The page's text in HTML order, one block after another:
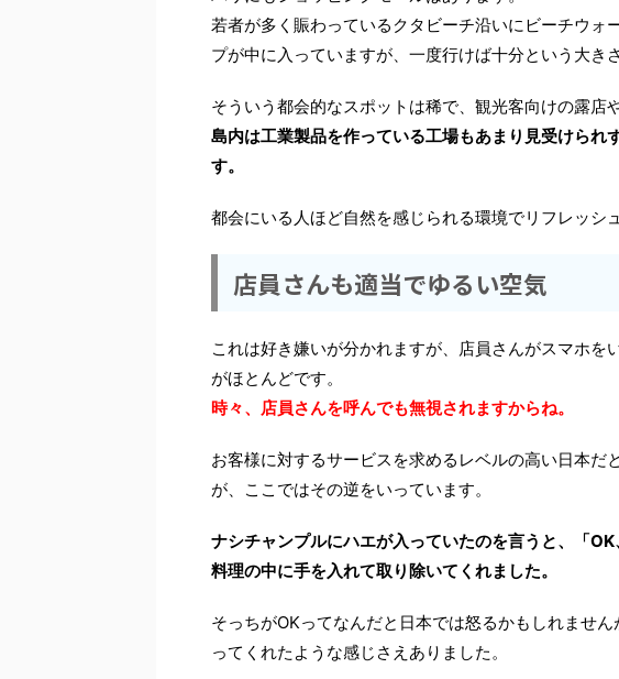
若者が多く賑わっているクタビーチ沿いにビーチウォ
プが中に入っていますが、一度行けば十分という大き
そういう都会的なスポットは稀で、観光客向けの露店
島内は工業製品を作っている工場もあまり見受けられ
す。
都会にいる人ほど自然を感じられる環境でリフレッシ
店員さんも適当でゆるい空気
これは好き嫌いが分かれますが、店員さんがスマホを
がほとんどです。
時々、店員さんを呼んでも無視されますからね。
お客様に対するサービスを求めるレベルの高い日本だ
が、ここではその逆をいっています。
ナシチャンプルにハエが入っていたのを言うと、「OK
料理の中に手を入れて取り除いてくれました。
そっちがOKってなんだと日本では怒るかもしれませ
ってくれたような感じさえありました。